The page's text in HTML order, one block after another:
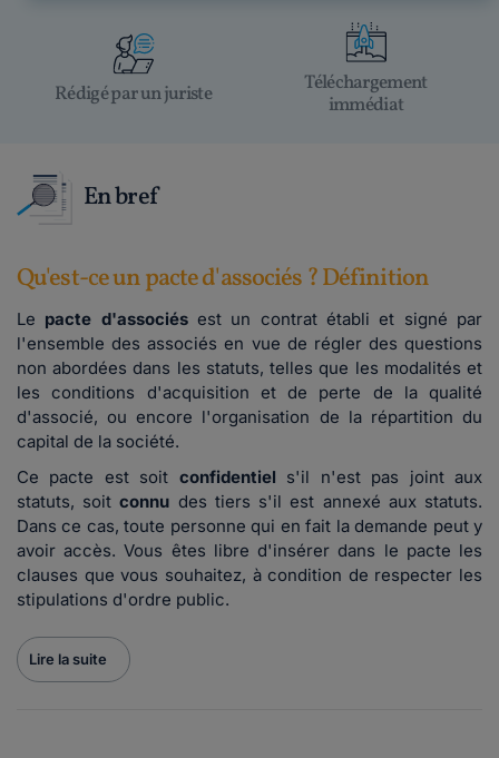
Rédigé par un juriste
Téléchargement
immédiat
En bref
Qu'est-ce un pacte d'associés ? Définition
Le pacte d'associésest un contrat établi et signé par
l'ensemble des associés en vue de régler des questions
non abordées dans les statuts, telles que les modalités et
les conditions d'acquisition et de perte de la qualité
d'associé, ou encore l'organisation de la répartition du
capital de la société.
Ce pacte est soit confidentiel s'il n'est pas joint aux
statuts, soitconnu des tiers s'il est annexé aux statuts.
Dans ce cas, toute personne qui en fait la demande peut y
avoir accès. Vous êtes libre d'insérer dans le pacte les
clauses que vous souhaitez, à condition de respecter les
stipulations d'ordre public.
Lire la suite